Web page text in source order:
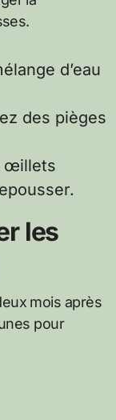
d’eau
des pièges
œillets
les
mois après
pour